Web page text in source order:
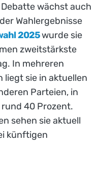
wächst auch
Wahlergebnisse
2025wurde sie
zweitstärkste
In mehreren
sie in aktuellen
Parteien, in
40 Prozent.
sehen sie aktuell
künftigen